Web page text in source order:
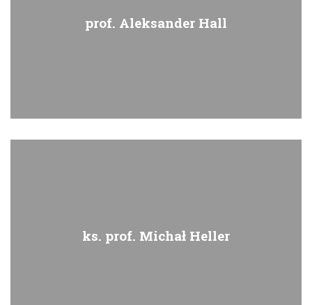
prof. Aleksander Hall
ks. prof. Michał Heller